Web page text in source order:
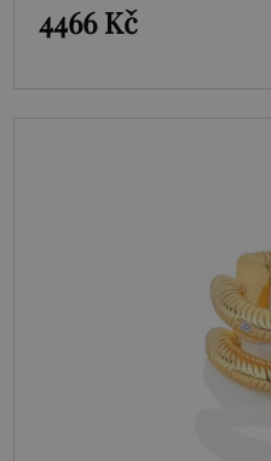
4466 Kč